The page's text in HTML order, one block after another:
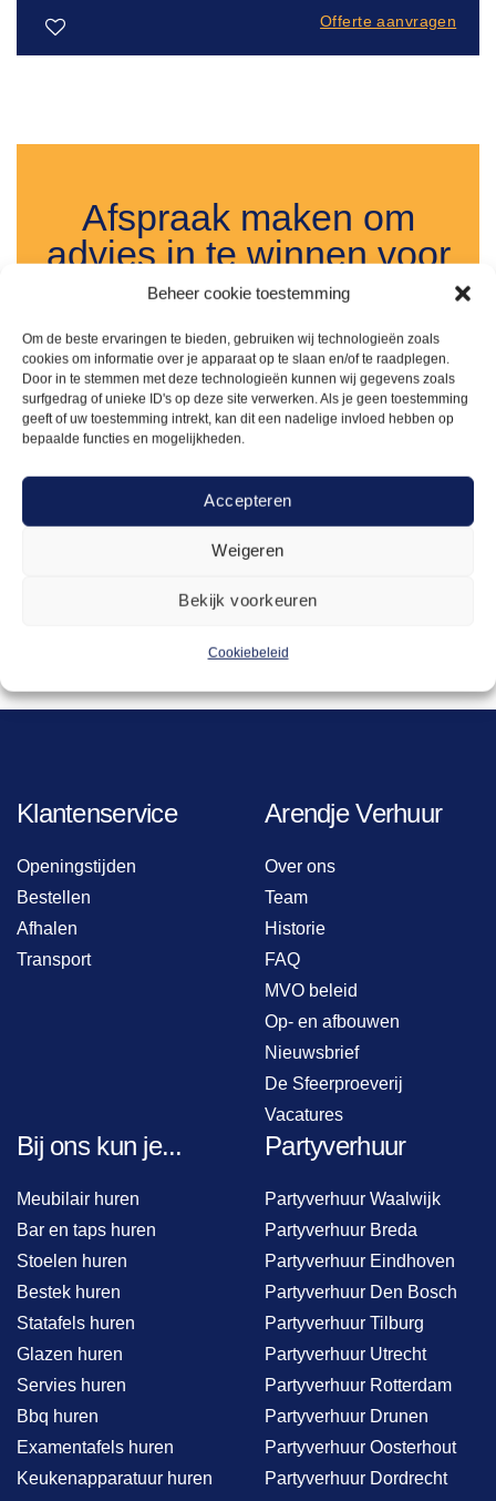
Beheer cookie toestemming
Om de beste ervaringen te bieden, gebruiken wij technologieën zoals
cookies om informatie over je apparaat op te slaan en/of te raadplegen.
Door in te stemmen met deze technologieën kunnen wij gegevens zoals
surfgedrag of unieke ID's op deze site verwerken. Als je geen toestemming
geeft of uw toestemming intrekt, kan dit een nadelige invloed hebben op
bepaalde functies en mogelijkheden.
Accepteren
Weigeren
Bekijk voorkeuren
Cookiebeleid
Offerte aanvragen
Afspraak maken om
advies in te winnen voor
jouw evenement?
Je bent altijd welkom bij ons in Rosmalen, in de
provincie Brabant. Of je nu je persoonlijke event
wensen wil bespreken of samen wil kijken naar de
mogelijkheden om jouw bedrijfsfeest of beurs naar
een hoger niveau te tillen. Voor alles wat met
evenementen te maken heeft ben je bij ons aan het
juiste adres! Uiteraard kan je ook ons uitgebreide
Klantenservice
Openingstijden
Bestellen
Afhalen
Transport
Arendje Verhuur
Over ons
Team
Historie
FAQ
MVO beleid
Op- en afbouwen
Nieuwsbrief
De Sfeerproeverij
Vacatures
Bij ons kun je...
Meubilair huren
Bar en taps huren
Stoelen huren
Bestek huren
Statafels huren
Glazen huren
Servies huren
Bbq huren
Examentafels huren
Keukenapparatuur huren
Partyverhuur
Partyverhuur Waalwijk
Partyverhuur Breda
Partyverhuur Eindhoven
Partyverhuur Den Bosch
Partyverhuur Tilburg
Partyverhuur Utrecht
Partyverhuur Rotterdam
Partyverhuur Drunen
Partyverhuur Oosterhout
Partyverhuur Dordrecht